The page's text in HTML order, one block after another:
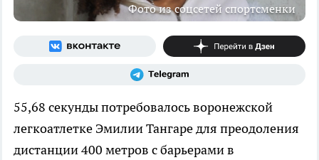
Фото из соцсетей спортсменки
55,68 секунды потребовалось воронежской
легкоатлетке Эмилии Тангаре для преодоления
дистанции 400 метров с барьерами в